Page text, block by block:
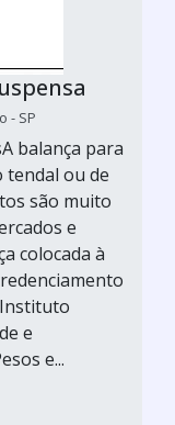
- SP
balança para
tendal ou de
são muito
e
colocada à
e
e...